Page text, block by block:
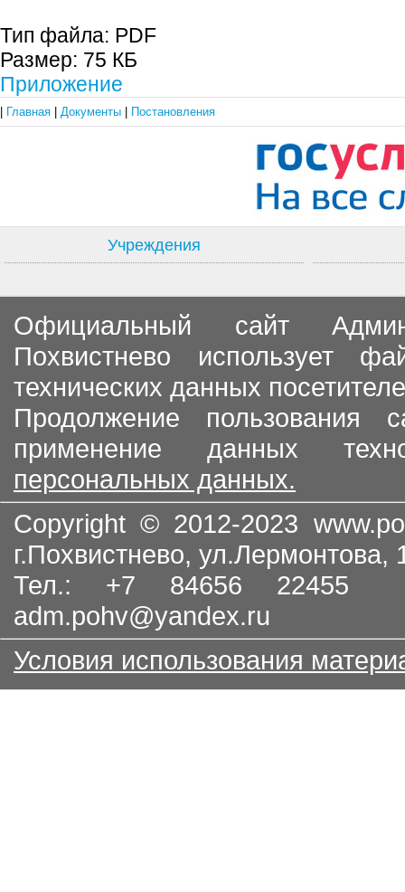
Тип файла: PDF
Размер: 75 КБ
Приложение
Главная Документы Постановления
Учреждения
Официальный сайт
Похвистнево использует
технических данных
Продолжение пользования
применение данных
персональных данных.
Copyright © 2012-2023
г.Похвистнево, ул.Лермонтова,
Тел.: +7 84656
adm.pohv@yandex.ru
Условия использования